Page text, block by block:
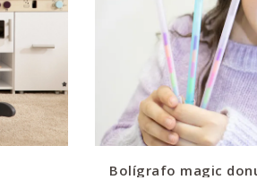
Bolígrafo magic